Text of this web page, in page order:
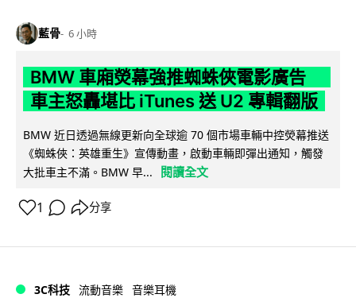
藍骨 6 小時
BMW 車廂熒幕強推蜘蛛俠電影廣告
車主怒轟堪比 iTunes 送 U2 專輯翻版
BMW 近日透過無線更新向全球逾 70 個市場車輛中控熒幕推送
《蜘蛛俠：英雄重生》宣傳動畫，啟動車輛即彈出通知，觸發
大批車主不滿。BMW 早...
閱讀全文
1 分享
3C科技 流動音樂 音樂耳機